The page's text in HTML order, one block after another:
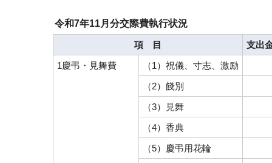
令和7年11月分交際費執行状況
項 目
支出
1慶弔・見舞費
（1）祝儀、寸志、激励
（2）餞別
（3）見舞
（4）香典
（5）慶弔用花輪